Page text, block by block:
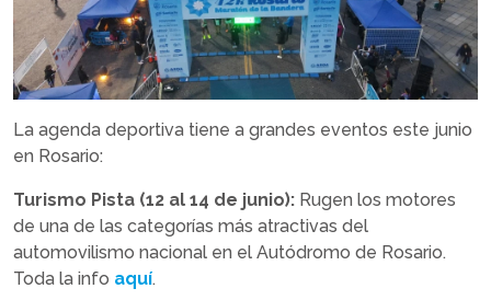
La agenda deportiva tiene a grandes eventos este junio
en Rosario:
Turismo Pista (12 al 14 de junio): Rugen los motores
de una de las categorías más atractivas del
automovilismo nacional en el Autódromo de Rosario.
Toda la info aquí.